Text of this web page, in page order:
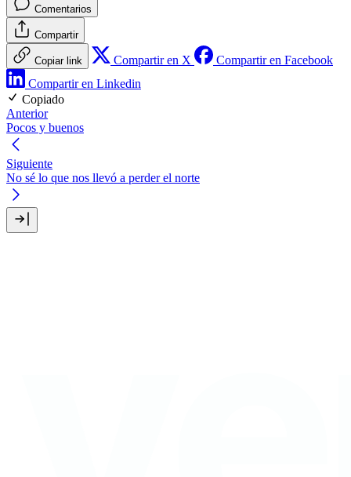
Comentarios
Compartir
Copiar link Compartir en X
Compartir en Facebook
Compartir en Linkedin
Copiado
Anterior
Pocos y buenos
Siguiente
No sé lo que nos llevó a perder el norte